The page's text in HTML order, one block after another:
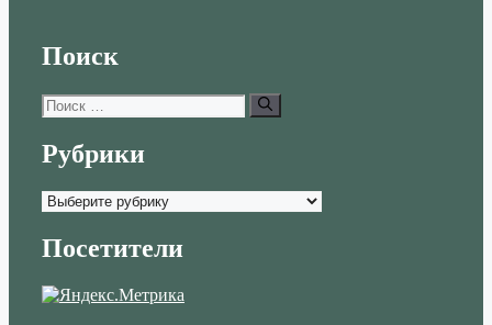
Поиск
Поиск:
Рубрики
Рубрики
Посетители